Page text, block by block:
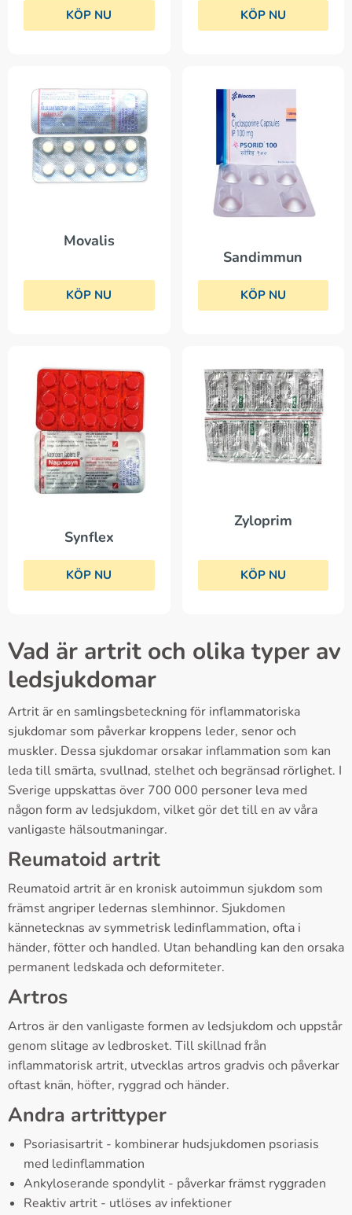
KÖP NU KÖP NU
Movalis
KÖP NU
Sandimmun
KÖP NU
Synflex
KÖP NU
Zyloprim
KÖP NU
Vad är artrit och olika typer av
ledsjukdomar
Artrit är en samlingsbeteckning för inflammatoriska
sjukdomar som påverkar kroppens leder, senor och
muskler. Dessa sjukdomar orsakar inflammation som kan
leda till smärta, svullnad, stelhet och begränsad rörlighet. I
Sverige uppskattas över 700 000 personer leva med
någon form av ledsjukdom, vilket gör det till en av våra
vanligaste hälsoutmaningar.
Reumatoid artrit
Reumatoid artrit är en kronisk autoimmun sjukdom som
främst angriper ledernas slemhinnor. Sjukdomen
kännetecknas av symmetrisk ledinflammation, ofta i
händer, fötter och handled. Utan behandling kan den orsaka
permanent ledskada och deformiteter.
Artros
Artros är den vanligaste formen av ledsjukdom och uppstår
genom slitage av ledbrosket. Till skillnad från
inflammatorisk artrit, utvecklas artros gradvis och påverkar
oftast knän, höfter, ryggrad och händer.
Andra artrittyper
Psoriasisartrit - kombinerar hudsjukdomen psoriasis
med ledinflammation
Ankyloserande spondylit - påverkar främst ryggraden
Reaktiv artrit - utlöses av infektioner